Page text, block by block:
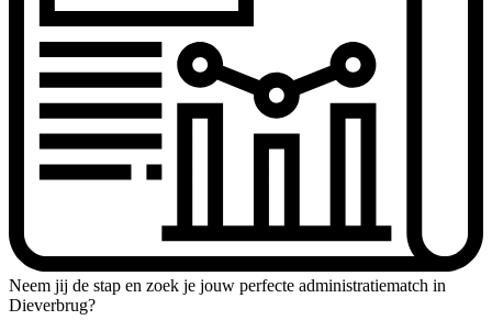
Neem jij de stap en zoek je jouw perfecte administratiematch in
Dieverbrug?